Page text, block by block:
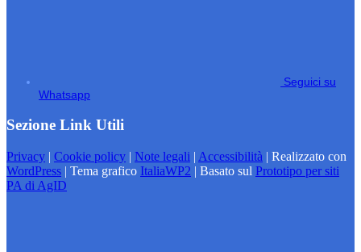
Seguici su
Whatsapp
Sezione Link Utili
Privacy | Cookie policy | Note legali | Accessibilità | Realizzato con
WordPress | Tema grafico ItaliaWP2 | Basato sul Prototipo per siti
PA di AgID